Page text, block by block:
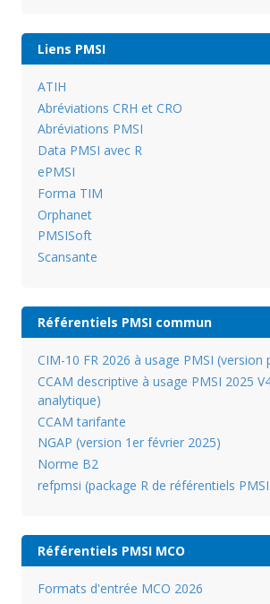
Liens PMSI
ATIH
Abréviations CRH et CRO
Abréviations PMSI
Data PMSI avec R
ePMSI
Forma TIM
Orphanet
PMSISoft
Scansante
Référentiels PMSI commun
CIM-10 FR 2026 à usage PMSI (version
CCAM descriptive à usage PMSI 2025
analytique)
CCAM tarifante
NGAP (version 1er février 2025)
Norme B2
refpmsi (package R de référentiels
Référentiels PMSI MCO
Formats d'entrée MCO 2026